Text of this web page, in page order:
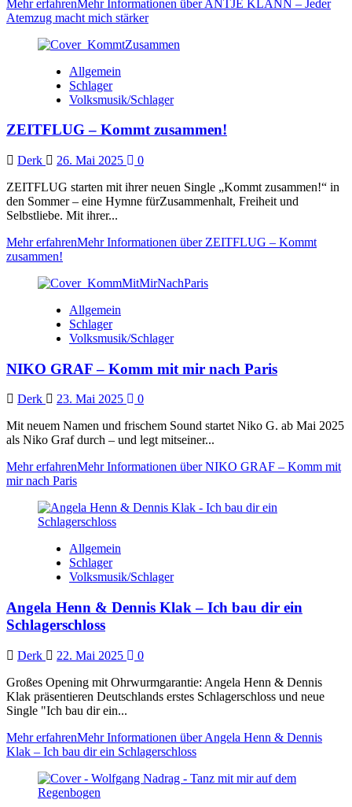
Mehr erfahrenMehr Informationen über ANTJE KLANN – Jeder
Atemzug macht mich stärker
Allgemein
Schlager
Volksmusik/Schlager
ZEITFLUG – Kommt zusammen!
Derk 26. Mai 2025
0
ZEITFLUG starten mit ihrer neuen Single „Kommt zusammen!“ in
den Sommer – eine Hymne fürZusammenhalt, Freiheit und
Selbstliebe. Mit ihrer...
Mehr erfahrenMehr Informationen über ZEITFLUG – Kommt
zusammen!
Allgemein
Schlager
Volksmusik/Schlager
NIKO GRAF – Komm mit mir nach Paris
Derk 23. Mai 2025
0
Mit neuem Namen und frischem Sound startet Niko G. ab Mai 2025
als Niko Graf durch – und legt mitseiner...
Mehr erfahrenMehr Informationen über NIKO GRAF – Komm mit
mir nach Paris
Allgemein
Schlager
Volksmusik/Schlager
Angela Henn & Dennis Klak – Ich bau dir ein
Schlagerschloss
Derk 22. Mai 2025
0
Großes Opening mit Ohrwurmgarantie: Angela Henn & Dennis
Klak präsentieren Deutschlands erstes Schlagerschloss und neue
Single "Ich bau dir ein...
Mehr erfahrenMehr Informationen über Angela Henn & Dennis
Klak – Ich bau dir ein Schlagerschloss